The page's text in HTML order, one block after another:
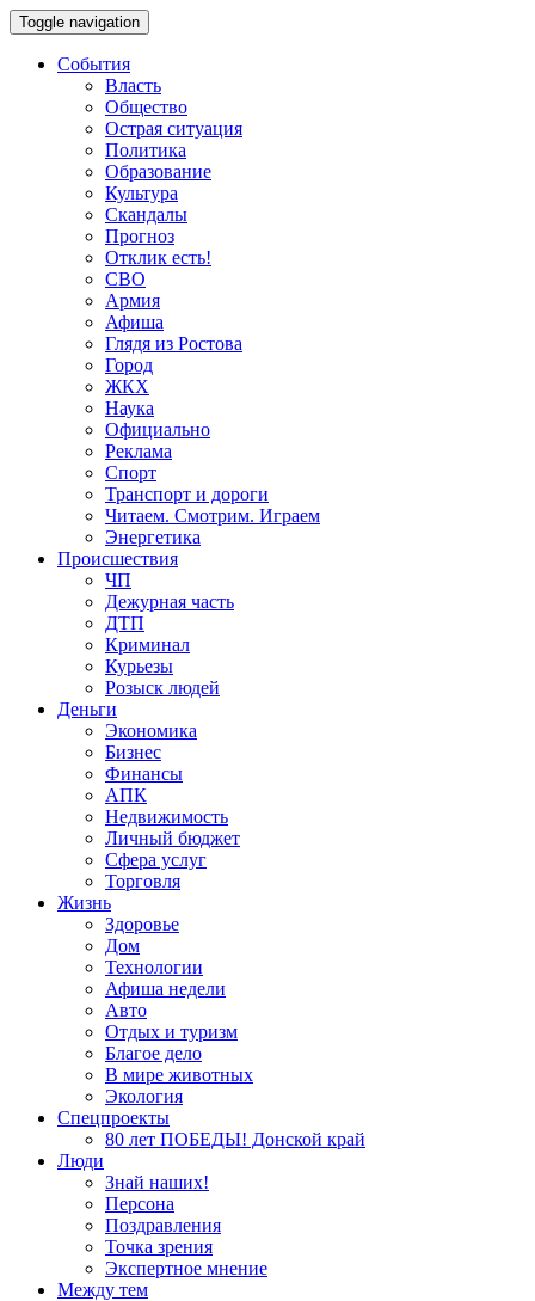
Toggle navigation
События
Власть
Общество
Острая ситуация
Политика
Образование
Культура
Скандалы
Прогноз
Отклик есть!
СВО
Армия
Афиша
Глядя из Ростова
Город
ЖКХ
Наука
Официально
Реклама
Спорт
Транспорт и дороги
Читаем. Смотрим. Играем
Энергетика
Происшествия
ЧП
Дежурная часть
ДТП
Криминал
Курьезы
Розыск людей
Деньги
Экономика
Бизнес
Финансы
АПК
Недвижимость
Личный бюджет
Сфера услуг
Торговля
Жизнь
Здоровье
Дом
Технологии
Афиша недели
Авто
Отдых и туризм
Благое дело
В мире животных
Экология
Спецпроекты
80 лет ПОБЕДЫ! Донской край
Люди
Знай наших!
Персона
Поздравления
Точка зрения
Экспертное мнение
Между тем